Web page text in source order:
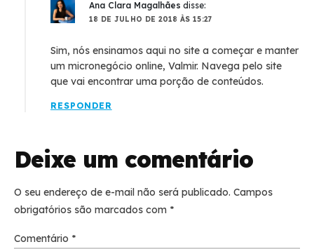
Ana Clara Magalhães disse:
18 DE JULHO DE 2018 ÀS 15:27
Sim, nós ensinamos aqui no site a começar e manter
um micronegócio online, Valmir. Navega pelo site
que vai encontrar uma porção de conteúdos.
RESPONDER
Deixe um comentário
O seu endereço de e-mail não será publicado. Campos
obrigatórios são marcados com *
Comentário *